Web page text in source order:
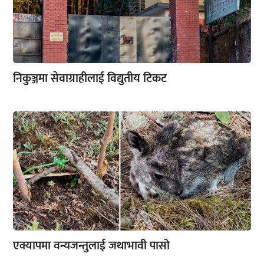
निकुञ्जमा सेवाग्राहीलाई विद्युतीय टिकट
एक्यापमा वन्यजन्तुलाई जथाभावी पासो